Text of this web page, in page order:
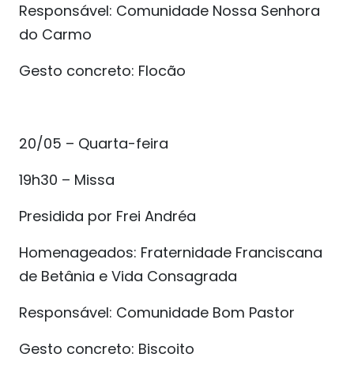
Responsável: Comunidade Nossa Senhora
do Carmo
Gesto concreto: Flocão
20/05 – Quarta-feira
19h30 – Missa
Presidida por Frei Andréa
Homenageados: Fraternidade Franciscana
de Betânia e Vida Consagrada
Responsável: Comunidade Bom Pastor
Gesto concreto: Biscoito